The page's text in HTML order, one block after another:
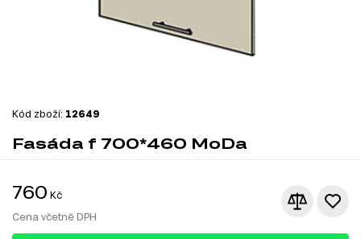
Kód zboží: 12649
Fasáda f 700*460 MoDa
760 Kč
Cena včetně DPH